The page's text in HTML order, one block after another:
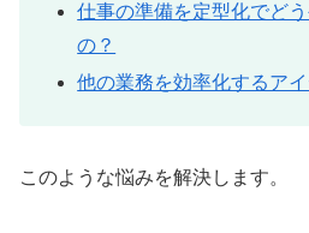
仕事の準備を定型化でど
の？
他の業務を効率化するア
このような悩みを解決します。